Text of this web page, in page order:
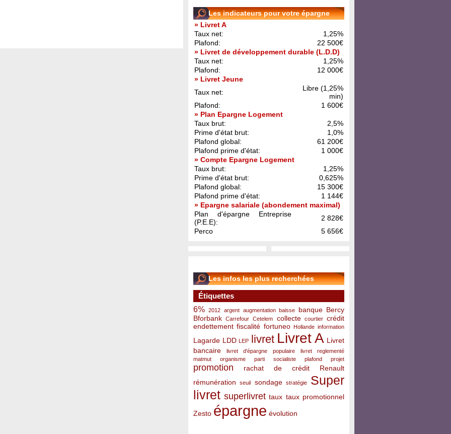
Les indicateurs pour votre épargne
» Livret A
Taux net:
1,25%
Plafond:
22 500€
» Livret de développement durable (L.D.D)
Taux net:
1,25%
Plafond:
12 000€
» Livret Jeune
Taux net:
Libre (1,25%
min)
Plafond:
1 600€
» Plan Epargne Logement
Taux brut:
2,5%
Prime d'état brut:
1,0%
Plafond global:
61 200€
Plafond prime d'état:
1 000€
» Compte Epargne Logement
Taux brut:
1,25%
Prime d'état brut:
0,625%
Plafond global:
15 300€
Plafond prime d'état:
1 144€
» Epargne salariale (abondement maximal)
Plan d'épargne Entreprise
(P.E.E):
2 828€
Perco
5 656€
Les infos les plus recherchées
Étiquettes
6% 2012 argent augmentation baisse banque Bercy
Bforbank
Carrefour Cetelem collecte courtier
crédit
endettement fiscalité fortuneo Hollande information
Lagarde LDD LEP livret Livret A Livret
bancaire
livret d'épargne populaire
livret reglementé
matmut
organisme parti socialiste plafond projet
promotion rachat de crédit
Renault
rémunération
seuil sondage stratégie
Super
livret superlivret taux taux promotionnel
Zesto épargne évolution